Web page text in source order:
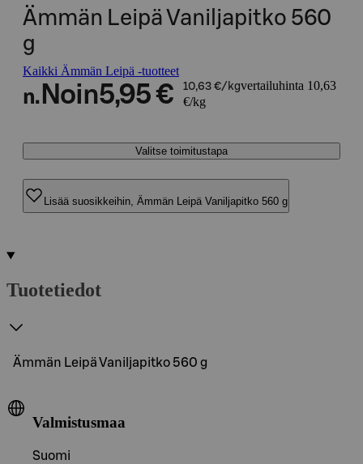
Ämmän Leipä Vaniljapitko 560
g
Kaikki Ämmän Leipä -tuotteet
n. Noin5,95 € 10,63 €/kgvertailuhinta 10,63
€/kg
Valitse toimitustapa
Lisää suosikkeihin, Ämmän Leipä Vaniljapitko 560 g
Tuotetiedot
Ämmän Leipä Vaniljapitko 560 g
Valmistusmaa
Suomi